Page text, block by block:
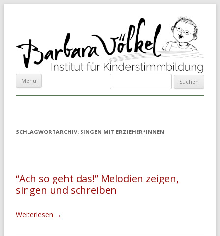
Menü Zum Inhalt springen Suchen
SCHLAGWORTARCHIV: SINGEN MIT ERZIEHER*INNEN
“Ach so geht das!” Melodien zeigen,
singen und schreiben
Weiterlesen →